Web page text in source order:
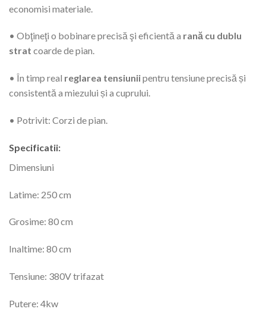
economisi materiale.
• Obţineţi o bobinare precisă şi eficientă a rană cu dublu
strat coarde de pian.
• În timp real reglarea tensiuniipentru tensiune precisă și
consistentă a miezului și a cuprului.
• Potrivit: Corzi de pian.
Specificatii:
Dimensiuni
Latime: 250 cm
Grosime: 80 cm
Inaltime: 80 cm
Tensiune: 380V trifazat
Putere: 4kw